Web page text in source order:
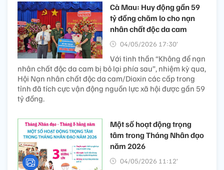
Cà Mau: Huy động gần 59
tỷ đồng chăm lo cho nạn
nhân chất độc da cam
04/05/2026 17:30’
Với tinh thần “Không để nạn
nhân chất độc da cam bị bỏ lại phía sau”, nhiệm kỳ qua,
Hội Nạn nhân chất độc da cam/Dioxin các cấp trong
tỉnh đã tích cực vận động nguồn lực xã hội được gần 59
tỷ đồng.
Một số hoạt động trọng
tâm trong Tháng Nhân đạo
năm 2026
04/05/2026 11:12’